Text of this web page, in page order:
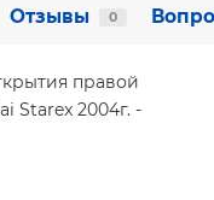
Отзывы 0
правой
Starex 2004г. -